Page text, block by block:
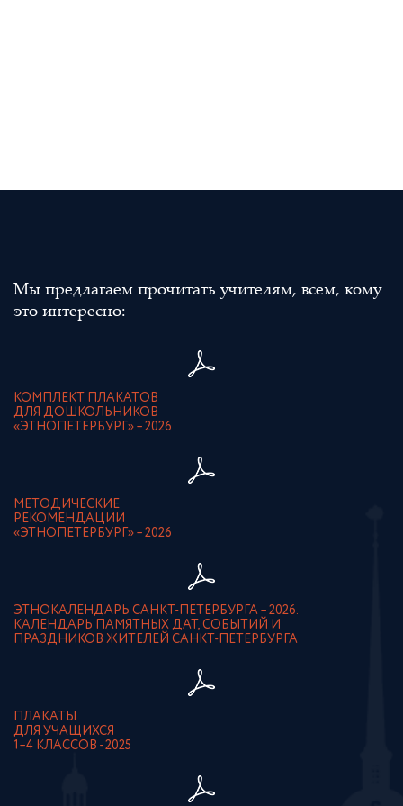
Мы предлагаем прочитать учителям, всем, кому
это интересно:
КОМПЛЕКТ ПЛАКАТОВ
ДЛЯ ДОШКОЛЬНИКОВ
«ЭТНОПЕТЕРБУРГ» – 2026
МЕТОДИЧЕСКИЕ
РЕКОМЕНДАЦИИ
«ЭТНОПЕТЕРБУРГ» – 2026
ЭТНОКАЛЕНДАРЬ САНКТ-ПЕТЕРБУРГА – 2026.
КАЛЕНДАРЬ ПАМЯТНЫХ ДАТ, СОБЫТИЙ И
ПРАЗДНИКОВ ЖИТЕЛЕЙ САНКТ-ПЕТЕРБУРГА
ПЛАКАТЫ
ДЛЯ УЧАЩИХСЯ
1–4 КЛАССОВ - 2025